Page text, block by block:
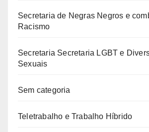
Secretaria de Negras Negros e
Racismo
Secretaria Secretaria LGBT e
Sexuais
Sem categoria
Teletrabalho e Trabalho Híbrido